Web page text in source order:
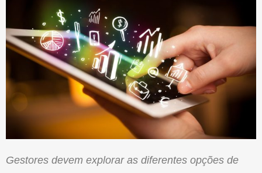
Gestores devem explorar as diferentes opções de